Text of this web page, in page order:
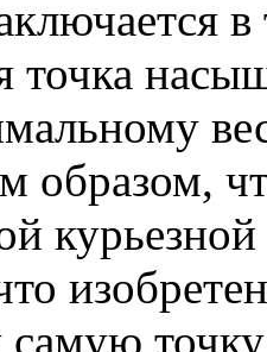
точка
образом,
самую